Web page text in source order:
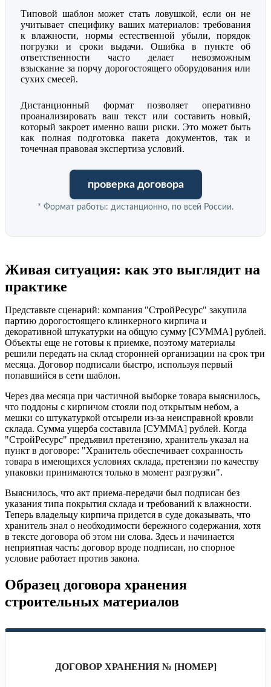
Типовой шаблон может стать ловушкой, если он не
учитывает специфику ваших материалов: требования
к влажности, нормы естественной убыли, порядок
погрузки и сроки выдачи. Ошибка в пункте об
ответственности часто делает невозможным
взыскание за порчу дорогостоящего оборудования или
сухих смесей.
Дистанционный формат позволяет оперативно
проанализировать ваш текст или составить новый,
который закроет именно ваши риски. Это может быть
как полная подготовка пакета документов, так и
точечная правовая экспертиза условий.
проверка договора
* Формат работы: дистанционно, по всей России.
Живая ситуация: как это выглядит на
практике
Представьте сценарий: компания "СтройРесурс" закупила
партию дорогостоящего клинкерного кирпича и
декоративной штукатурки на общую сумму [СУММА] рублей.
Объекты еще не готовы к приемке, поэтому материалы
решили передать на склад сторонней организации на срок три
месяца. Договор подписали быстро, используя первый
попавшийся в сети шаблон.
Через два месяца при частичной выборке товара выяснилось,
что поддоны с кирпичом стояли под открытым небом, а
мешки со штукатуркой отсырели из-за неисправной кровли
склада. Сумма ущерба составила [СУММА] рублей. Когда
"СтройРесурс" предъявил претензию, хранитель указал на
пункт в договоре: "Хранитель обеспечивает сохранность
товара в имеющихся условиях склада, претензии по качеству
упаковки принимаются только в момент разгрузки".
Выяснилось, что акт приема-передачи был подписан без
указания типа покрытия склада и требований к влажности.
Теперь владельцу кирпича придется в суде доказывать, что
хранитель знал о необходимости бережного содержания, хотя
в тексте договора об этом ни слова. Здесь и начинается
неприятная часть: договор вроде подписан, но спорное
условие работает против закона.
Образец договора хранения
строительных материалов
ДОГОВОР ХРАНЕНИЯ № [НОМЕР]